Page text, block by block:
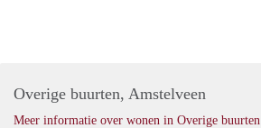
Overige buurten, Amstelveen
Meer informatie over wonen in Overige buurten